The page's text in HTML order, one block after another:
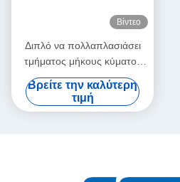
Βίντεο
Διπλό να πολλαπλασιάσει
τμήματος μήκους κύματος
ινών 40CH DWDM πυκνό
Βρείτε την καλύτερη
τιμή